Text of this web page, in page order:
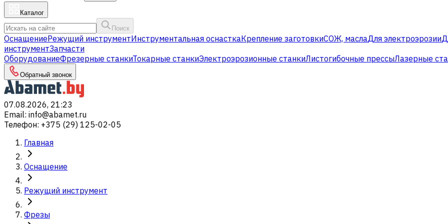
Каталог
Поиск
ОснащениеРежущий инструментИнструментальная оснасткаКрепление заготовкиСОЖ, маслаДля электроэрозии
инструментЗапчасти
ОборудованиеФрезерные станкиТокарные станкиЭлектроэрозионные станкиЛистогибочные прессыЛазерные
Обратный звонок
07.08.2026, 21:23
Email: info@abamet.ru
Телефон: +375 (29) 125-02-05
Главная
Оснащение
Режущий инструмент
Фрезы